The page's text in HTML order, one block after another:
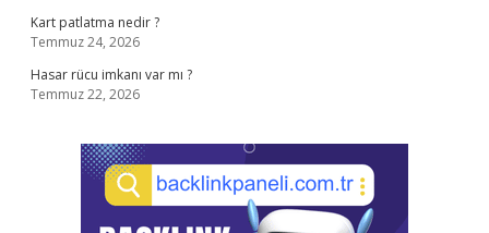
Kart patlatma nedir ?
Temmuz 24, 2026
Hasar rücu imkanı var mı ?
Temmuz 22, 2026